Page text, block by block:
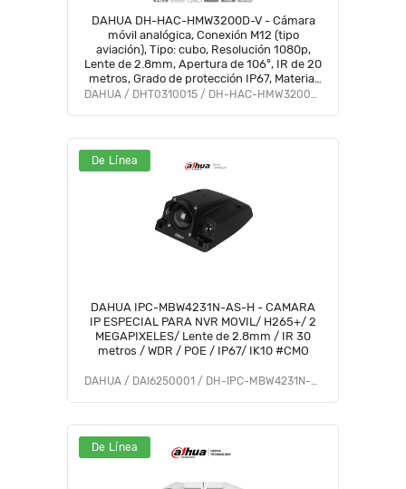
DAHUA DH-HAC-HMW3200D-V - Cámara
móvil analógica, Conexión M12 (tipo
aviación), Tipo: cubo, Resolución 1080p,
Lente de 2.8mm, Apertura de 106°, IR de 20
metros, Grado de protección IP67, Material
metálico
DAHUA / DHT0310015 / DH-HAC-HMW3200DN-V
De Línea
DAHUA IPC-MBW4231N-AS-H - CAMARA
IP ESPECIAL PARA NVR MOVIL/ H265+/ 2
MEGAPIXELES/ Lente de 2.8mm / IR 30
metros / WDR / POE / IP67/ IK10 #CMO
DAHUA / DAI6250001 / DH-IPC-MBW4231N-AS
De Línea